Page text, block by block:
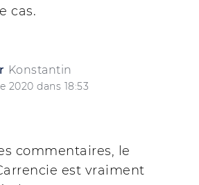
Konstantin
2020 dans 18:53
commentaires, le
est vraiment
cas.